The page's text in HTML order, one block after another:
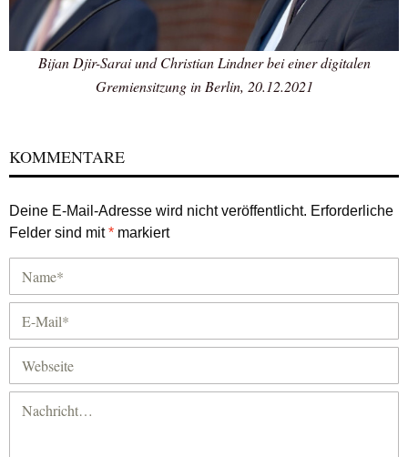
Bijan Djir-Sarai und Christian Lindner bei einer digitalen
Gremiensitzung in Berlin, 20.12.2021
KOMMENTARE
Deine E-Mail-Adresse wird nicht veröffentlicht. Erforderliche
Felder sind mit* markiert